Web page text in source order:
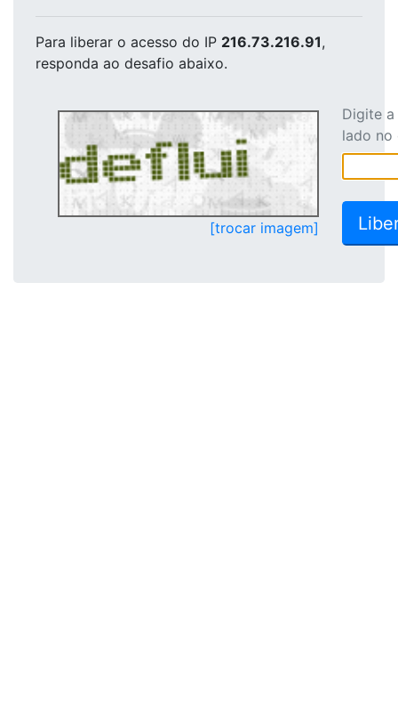
Para liberar o acesso do IP 216.73.216.91,
responda ao desafio abaixo.
[trocar imagem]
Digite
lado no